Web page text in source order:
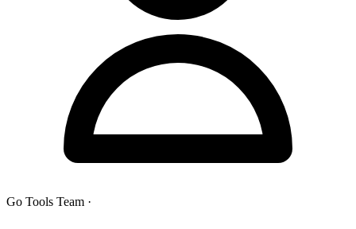
Go Tools Team ·